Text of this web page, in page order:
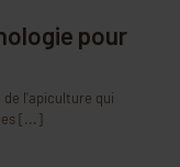
pour
l'apiculture qui
[...]